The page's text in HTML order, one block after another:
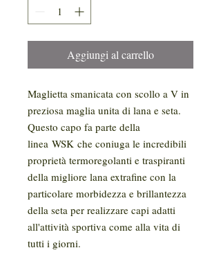
Aggiungi al carrello
Maglietta smanicata con scollo a V in
preziosa maglia unita di lana e seta.
Questo capo fa parte della
linea WSK che coniuga le incredibili
proprietà termoregolanti e traspiranti
della migliore lana extrafine con la
particolare morbidezza e brillantezza
della seta per realizzare capi adatti
all'attività sportiva come alla vita di
tutti i giorni.